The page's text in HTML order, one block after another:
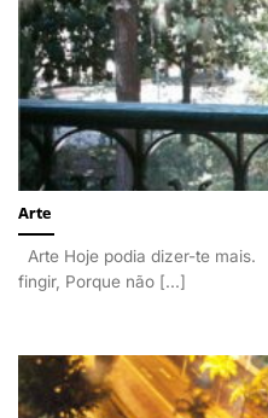
Arte
Arte Hoje podia dizer-te
fingir, Porque não [...]